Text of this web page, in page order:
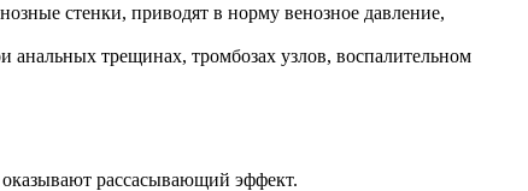
стенки, приводят в норму венозное давление,
анальных трещинах, тромбозах узлов, воспалительном
оказывают рассасывающий эффект.